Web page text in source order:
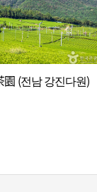
(전남 강진다원)